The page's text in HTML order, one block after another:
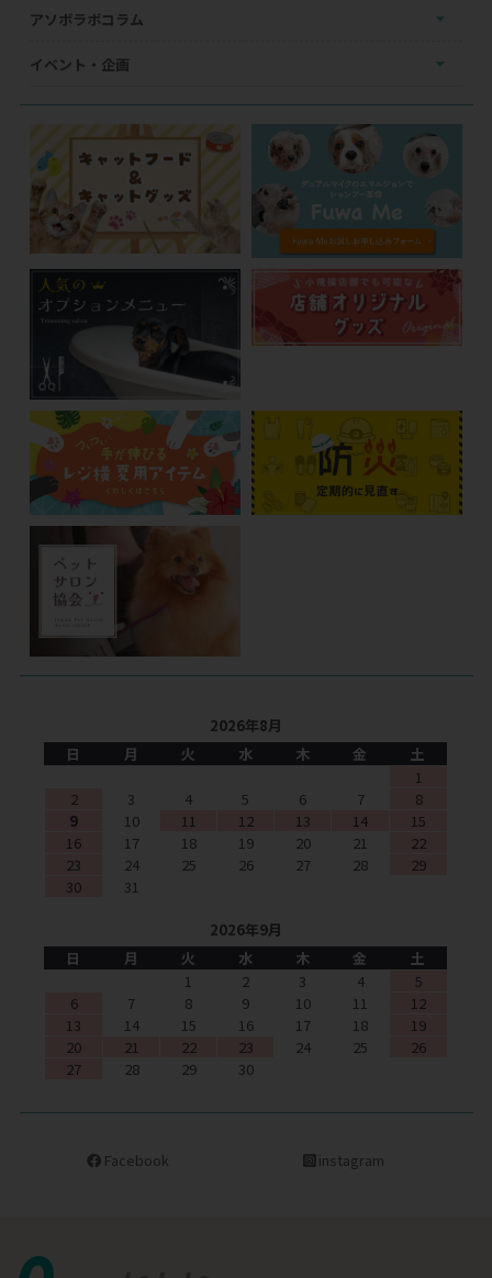
アソボラボコラム
イベント・企画
2026年8月
日
月 火 水 木 金
土
1
2
3 4 5 6 7
8
9
10 11 12 13 14
15
16
17 18 19 20 21
22
23
24 25 26 27 28
29
30
31
2026年9月
日
月 火 水 木 金
土
1
2 3 4
5
6
7 8 9 10 11
12
13
14 15 16 17 18
19
20
21 22 23 24 25
26
27
28 29 30
Facebook instagram